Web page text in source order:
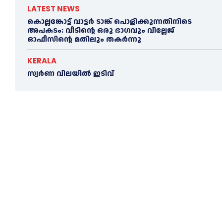
LATEST NEWS
കൊല്ലങ്കോട്ട് വാട്ടര്‍ ടാങ്ക് പൊളിക്കുന്നതിനിടെ
അപകടം: വീടിന്റെ ഒരു ഭാഗവും വില്ലേജ്
ഓഫീസിന്റെ മതിലും തകര്‍ന്നു
KERALA
സ്വ‍‍ർണ വിലയില്‍ ഇടിവ്